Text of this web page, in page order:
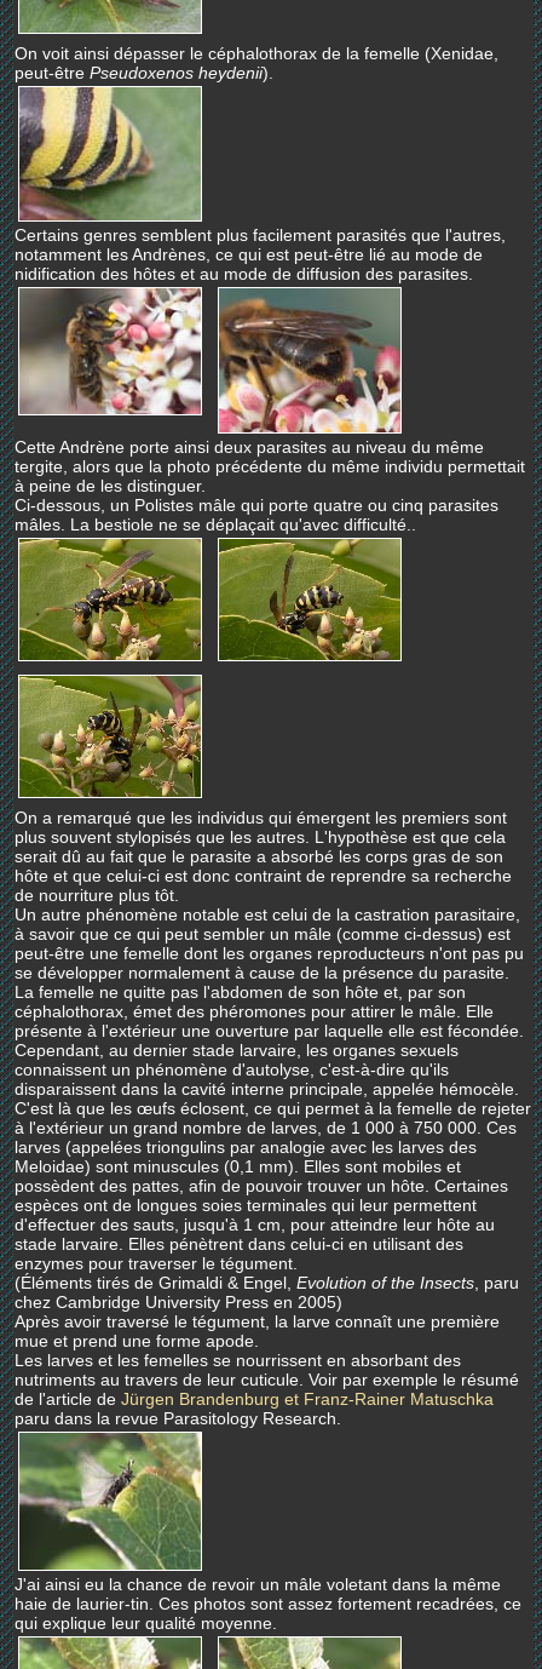
On voit ainsi dépasser le céphalothorax de la femelle (Xenidae,
peut-être Pseudoxenos heydenii).
Certains genres semblent plus facilement parasités que l'autres,
notamment les Andrènes, ce qui est peut-être lié au mode de
nidification des hôtes et au mode de diffusion des parasites.
Cette Andrène porte ainsi deux parasites au niveau du même
tergite, alors que la photo précédente du même individu permettait
à peine de les distinguer.
Ci-dessous, un Polistes mâle qui porte quatre ou cinq parasites
mâles. La bestiole ne se déplaçait qu'avec difficulté..
On a remarqué que les individus qui émergent les premiers sont
plus souvent stylopisés que les autres. L'hypothèse est que cela
serait dû au fait que le parasite a absorbé les corps gras de son
hôte et que celui-ci est donc contraint de reprendre sa recherche
de nourriture plus tôt.
Un autre phénomène notable est celui de la castration parasitaire,
à savoir que ce qui peut sembler un mâle (comme ci-dessus) est
peut-être une femelle dont les organes reproducteurs n'ont pas pu
se développer normalement à cause de la présence du parasite.
La femelle ne quitte pas l'abdomen de son hôte et, par son
céphalothorax, émet des phéromones pour attirer le mâle. Elle
présente à l'extérieur une ouverture par laquelle elle est fécondée.
Cependant, au dernier stade larvaire, les organes sexuels
connaissent un phénomène d'autolyse, c'est-à-dire qu'ils
disparaissent dans la cavité interne principale, appelée hémocèle.
C'est là que les œufs éclosent, ce qui permet à la femelle de rejeter
à l'extérieur un grand nombre de larves, de 1 000 à 750 000. Ces
larves (appelées triongulins par analogie avec les larves des
Meloidae) sont minuscules (0,1 mm). Elles sont mobiles et
possèdent des pattes, afin de pouvoir trouver un hôte. Certaines
espèces ont de longues soies terminales qui leur permettent
d'effectuer des sauts, jusqu'à 1 cm, pour atteindre leur hôte au
stade larvaire. Elles pénètrent dans celui-ci en utilisant des
enzymes pour traverser le tégument.
(Éléments tirés de Grimaldi & Engel, Evolution of the Insects , paru
chez Cambridge University Press en 2005)
Après avoir traversé le tégument, la larve connaît une première
mue et prend une forme apode.
Les larves et les femelles se nourrissent en absorbant des
nutriments au travers de leur cuticule. Voir par exemple le résumé
de l'article de Jürgen Brandenburg et Franz-Rainer Matuschka
paru dans la revue Parasitology Research.
J'ai ainsi eu la chance de revoir un mâle voletant dans la même
haie de laurier-tin. Ces photos sont assez fortement recadrées, ce
qui explique leur qualité moyenne.